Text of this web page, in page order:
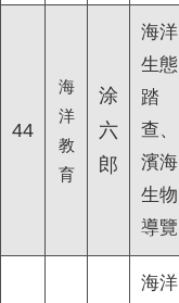
44
海
洋
教
育
涂
六
郎
海洋
生態
踏
查、
濱海
生物
導覽
海洋